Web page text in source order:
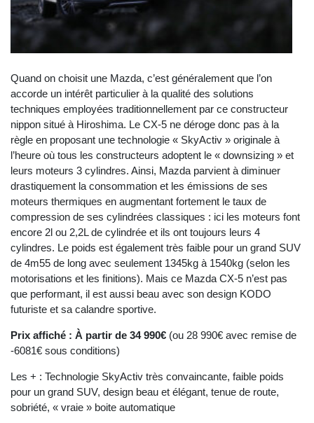
Quand on choisit une Mazda, c’est généralement que l’on
accorde un intérêt particulier à la qualité des solutions
techniques employées traditionnellement par ce constructeur
nippon situé à Hiroshima. Le CX-5 ne déroge donc pas à la
règle en proposant une technologie « SkyActiv » originale à
l’heure où tous les constructeurs adoptent le « downsizing » et
leurs moteurs 3 cylindres. Ainsi, Mazda parvient à diminuer
drastiquement la consommation et les émissions de ses
moteurs thermiques en augmentant fortement le taux de
compression de ses cylindrées classiques : ici les moteurs font
encore 2l ou 2,2L de cylindrée et ils ont toujours leurs 4
cylindres. Le poids est également très faible pour un grand SUV
de 4m55 de long avec seulement 1345kg à 1540kg (selon les
motorisations et les finitions). Mais ce Mazda CX-5 n’est pas
que performant, il est aussi beau avec son design KODO
futuriste et sa calandre sportive.
Prix affiché : À partir de 34 990€ (ou 28 990€ avec remise de
-6081€ sous conditions)
Les + : Technologie SkyActiv très convaincante, faible poids
pour un grand SUV, design beau et élégant, tenue de route,
sobriété, « vraie » boite automatique